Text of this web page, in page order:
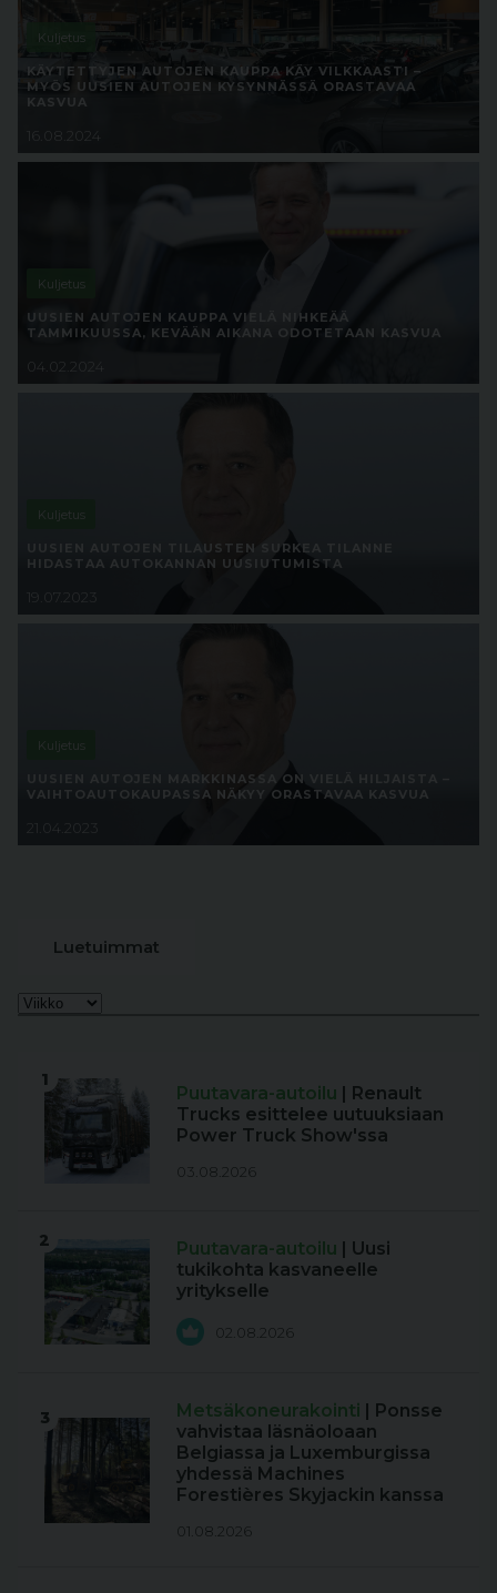
Kuljetus
KÄYTETTYJEN AUTOJEN KAUPPA KÄY VILKKAASTI –
MYÖS UUSIEN AUTOJEN KYSYNNÄSSÄ ORASTAVAA
KASVUA
16.08.2024
Kuljetus
UUSIEN AUTOJEN KAUPPA VIELÄ NIHKEÄÄ
TAMMIKUUSSA, KEVÄÄN AIKANA ODOTETAAN KASVUA
04.02.2024
Kuljetus
UUSIEN AUTOJEN TILAUSTEN SURKEA TILANNE
HIDASTAA AUTOKANNAN UUSIUTUMISTA
19.07.2023
Kuljetus
UUSIEN AUTOJEN MARKKINASSA ON VIELÄ HILJAISTA –
VAIHTOAUTOKAUPASSA NÄKYY ORASTAVAA KASVUA
21.04.2023
Luetuimmat
1
Puutavara-autoilu | Renault
Trucks esittelee uutuuksiaan
Power Truck Show'ssa
03.08.2026
2 Puutavara-autoilu | Uusi
tukikohta kasvaneelle
yritykselle
02.08.2026
3 Metsäkoneurakointi | Ponsse
vahvistaa läsnäoloaan
Belgiassa ja Luxemburgissa
yhdessä Machines
Forestières Skyjackin kanssa
01.08.2026